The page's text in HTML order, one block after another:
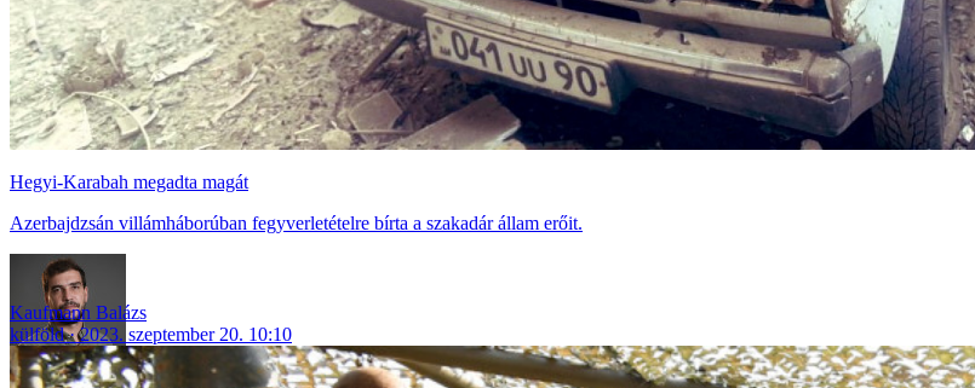
Hegyi-Karabah megadta magát
Azerbajdzsán villámháborúban fegyverletételre bírta a szakadár állam erőit.
Kaufmann Balázs
külföld
2023. szeptember 20. 10:10